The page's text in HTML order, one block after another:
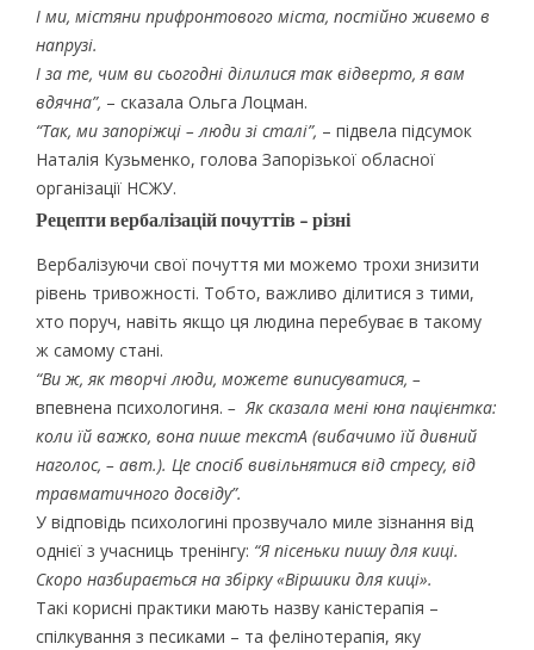
І ми, містяни прифронтового міста, постійно живемо в
напрузі.
І за те, чим ви сьогодні ділилися так відверто, я вам
вдячна”, – сказала Ольга Лоцман.
“Так, ми запоріжці – люди зі сталі”, – підвела підсумок
Наталія Кузьменко, голова Запорізької обласної
організації НСЖУ.
Рецепти вербалізацій почуттів – різні
Вербалізуючи свої почуття ми можемо трохи знизити
рівень тривожності. Тобто, важливо ділитися з тими,
хто поруч, навіть якщо ця людина перебуває в такому
ж самому стані.
“Ви ж, як творчі люди, можете виписуватися, –
впевнена психологиня. – Як сказала мені юна пацієнтка:
коли їй важко, вона пише текстА (вибачимо їй дивний
наголос, – авт.). Це спосіб вивільнятися від стресу, від
травматичного досвіду”.
У відповідь психологині прозвучало миле зізнання від
однієї з учасниць тренінгу: “Я пісеньки пишу для киці.
Скоро назбирається на збірку «Віршики для киці».
Такі корисні практики мають назву каністерапія –
спілкування з песиками – та фелінотерапія, яку